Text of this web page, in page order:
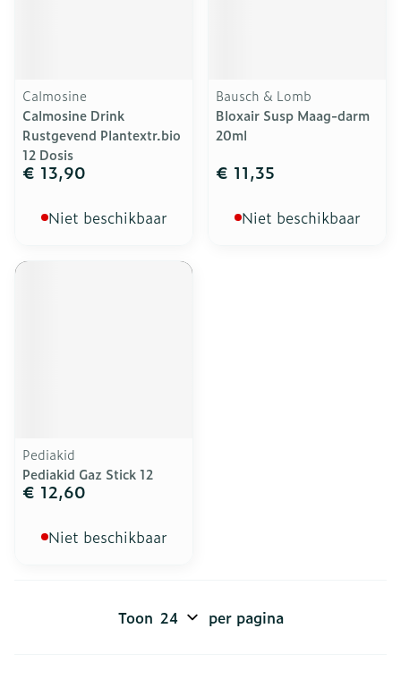
Calmosine
Calmosine Drink
Rustgevend Plantextr.bio
12 Dosis
€ 13,90
Niet beschikbaar
Bausch & Lomb
Bloxair Susp Maag-darm
20ml
€ 11,35
Niet beschikbaar
Pediakid
Pediakid Gaz Stick 12
€ 12,60
Niet beschikbaar
Toon per pagina